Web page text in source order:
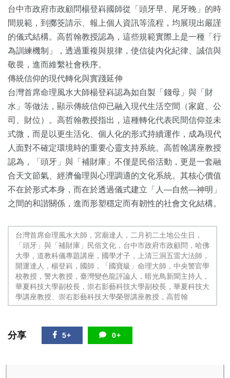
台中市政府市政顧問楊登嵙國師從「頭牙早、尾牙晚」的時
間規範，到擲筊請示、報上個人資訊等流程，均展現出嚴謹
的儀式結構。高哲翰教授認為，這些規範實際上是一種「行
為訓練機制」，透過重複與規律，使信徒內化紀律、誠信與
敬畏，進而維繫社會秩序。
傳統信仰的現代轉化與實踐延伸
台灣首席命理風水大師楊登嵙認為如自製「錢母」與「財
水」等做法，顯示傳統信仰已融入現代生活空間（家庭、公
司、財位）。高哲翰教授指出，這種轉化代表民間信仰並未
式微，而是以更生活化、個人化的形式持續運作，成為現代
人面對不確定環境時的重要心靈支持系統。高哲翰講座教授
認為，「頭牙」與「補財庫」不僅是民俗活動，更是一套融
合天文節氣、經濟倫理與心理調適的文化系統。其核心價值
不在於形式本身，而在於透過儀式建立「人—自然—神明」
之間的和諧關係，進而形塑穩定而有韌性的社會文化結構。
台灣首席命理風水大師，宮廟達人，二月初二土地公生日，
「頭牙」與「補財庫」民俗文化，台中市政府市政顧問，哈佛
大學，道教科儀專題講座，國學才子，上清三洞五雷大法師，
開運達人，楊登嵙，國師，「國寶級」命理大師，中央警官學
校教授，警大教授，臺灣變色龍評論人，暗光鳥新聞主持人，
華夏科技大學副校長，崇右影藝科技大學副校長，華夏科技大
學講座教授、崇右影藝科技大學榮譽講座教授，高哲翰
分享 5+ 0+